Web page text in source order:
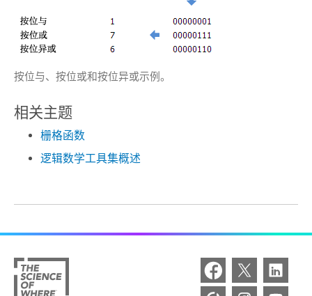
按位与、按位或和按位异或示例。
相关主题
栅格函数
逻辑数学工具集概述